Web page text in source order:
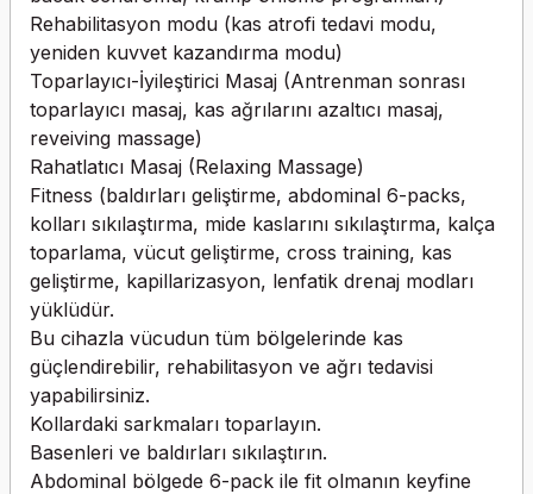
Rehabilitasyon modu (kas atrofi tedavi modu,
yeniden kuvvet kazandırma modu)
Toparlayıcı-İyileştirici Masaj (Antrenman sonrası
toparlayıcı masaj, kas ağrılarını azaltıcı masaj,
reveiving massage)
Rahatlatıcı Masaj (Relaxing Massage)
Fitness (baldırları geliştirme, abdominal 6-packs,
kolları sıkılaştırma, mide kaslarını sıkılaştırma, kalça
toparlama, vücut geliştirme, cross training, kas
geliştirme, kapillarizasyon, lenfatik drenaj modları
yüklüdür.
Bu cihazla vücudun tüm bölgelerinde kas
güçlendirebilir, rehabilitasyon ve ağrı tedavisi
yapabilirsiniz.
Kollardaki sarkmaları toparlayın.
Basenleri ve baldırları sıkılaştırın.
Abdominal bölgede 6-pack ile fit olmanın keyfine